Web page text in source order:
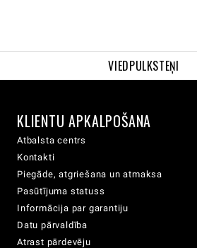
VIEDPULKSTEŅI
KLIENTU APKALPOŠANA
Atbalsta centrs
Kontakti
Piegāde, atgriešana un atmaksa
Pasūtījuma statuss
Informācija par garantiju
Datu pārvaldība
Atrast pārdevēju